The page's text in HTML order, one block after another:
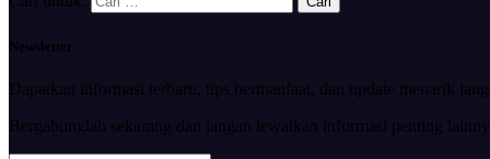
Newsletter
Dapatkan informasi terbaru, tips bermanfaat, dan update menarik
Bergabunglah sekarang dan jangan lewatkan informasi penting